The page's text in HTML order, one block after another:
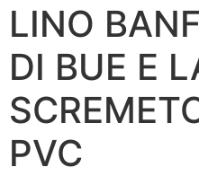
LINO
DI BUE E
PVC